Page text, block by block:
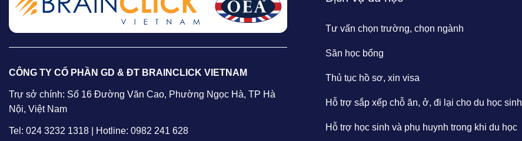
CÔNG TY CỔ PHẦN GD & ĐT BRAINCLICK VIETNAM
Trự sở chính: Số 16 Đường Văn Cao, Phường Ngọc Hà, TP Hà
Nội, Việt Nam
Tel: 024 3232 1318 | Hotline: 0982 241 628
Tư vấn chọn trường, chọn ngành
Săn học bổng
Thủ tục hồ sơ, xin visa
Hỗ trợ sắp xếp chỗ ăn, ở, đi lại cho du học sinh
Hỗ trợ học sinh và phụ huynh trong khi du học